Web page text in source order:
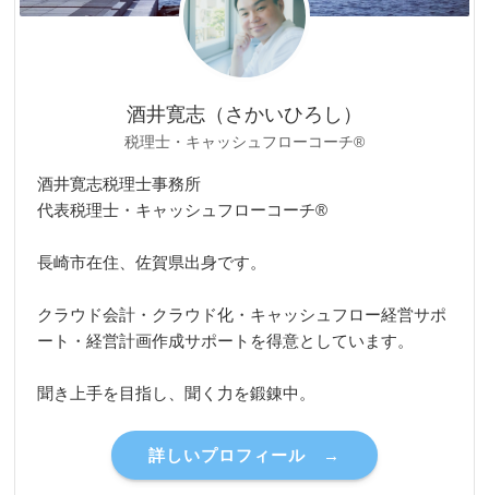
酒井寛志（さかいひろし）
税理士・キャッシュフローコーチ®
酒井寛志税理士事務所
代表税理士・キャッシュフローコーチ®
長崎市在住、佐賀県出身です。
クラウド会計・クラウド化・キャッシュフロー経営サポ
ート・経営計画作成サポートを得意としています。
聞き上手を目指し、聞く力を鍛錬中。
詳しいプロフィール →